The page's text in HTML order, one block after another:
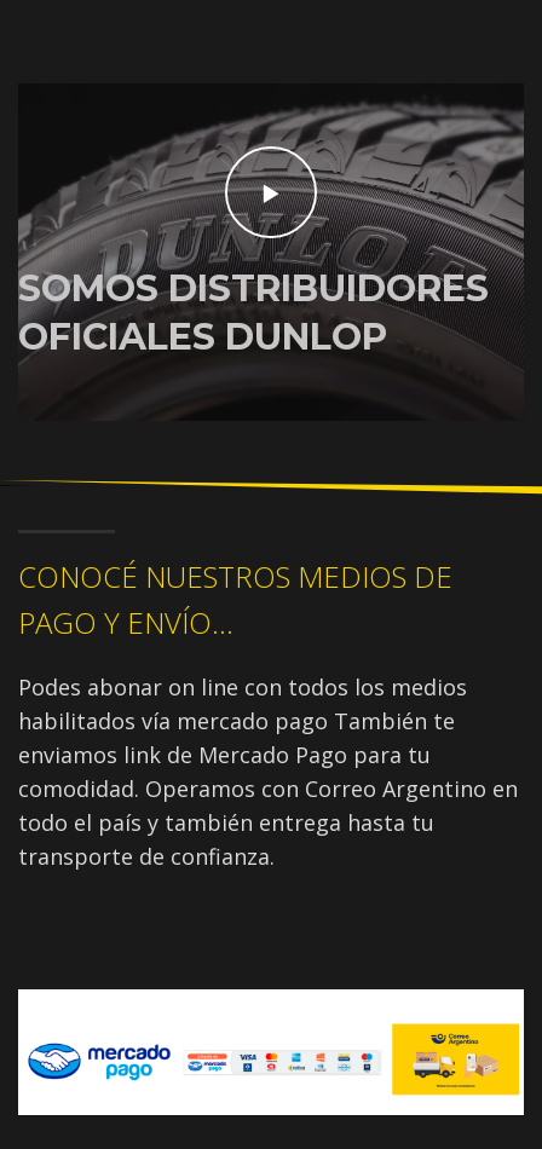
SOMOS DISTRIBUIDORES
OFICIALES DUNLOP
CONOCÉ NUESTROS MEDIOS DE
PAGO Y ENVÍO...
Podes abonar on line con todos los medios
habilitados vía mercado pago También te
enviamos link de Mercado Pago para tu
comodidad. Operamos con Correo Argentino en
todo el país y también entrega hasta tu
transporte de confianza.